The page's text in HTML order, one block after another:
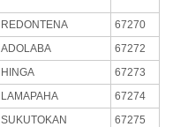
REDONTENA
67270
ADOLABA
67272
HINGA
67273
LAMAPAHA
67274
SUKUTOKAN
67275